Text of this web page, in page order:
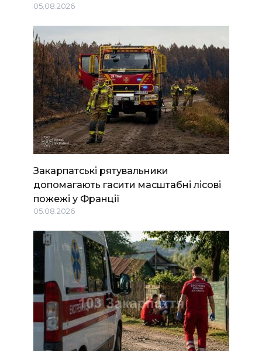
05.08.2026
Закарпатські рятувальники
допомагають гасити масштабні лісові
пожежі у Франції
05.08.2026